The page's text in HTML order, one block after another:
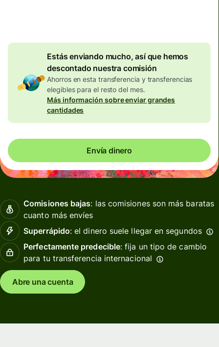
Estás enviando mucho, así que hemos
descontado nuestra comisión
Ahorros en esta transferencia y transferencias
elegibles para el resto del mes.
Más información sobre enviar grandes
cantidades
Envía dinero
Comisiones bajas: las comisiones son más baratas
cuanto más envíes
Superrápido: el dinero suele llegar en segundos
Perfectamente predecible: fija un tipo de cambio
para tu transferencia internacional
Abre una cuenta